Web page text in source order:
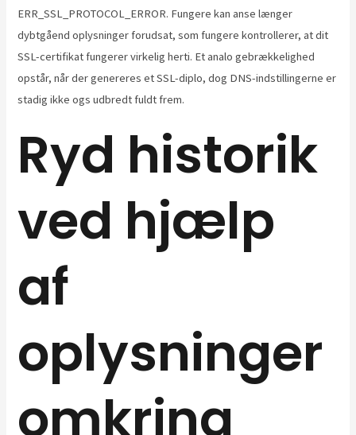
ERR_SSL_PROTOCOL_ERROR. Fungere kan anse længer
dybtgåend oplysninger forudsat, som fungere kontrollerer, at dit
SSL-certifikat fungerer virkelig herti. Et analo gebrækkelighed
opstår, når der genereres et SSL-diplo, dog DNS-indstillingerne er
stadig ikke ogs udbredt fuldt frem.
Ryd historik
ved hjælp
af
oplysninger
omkring